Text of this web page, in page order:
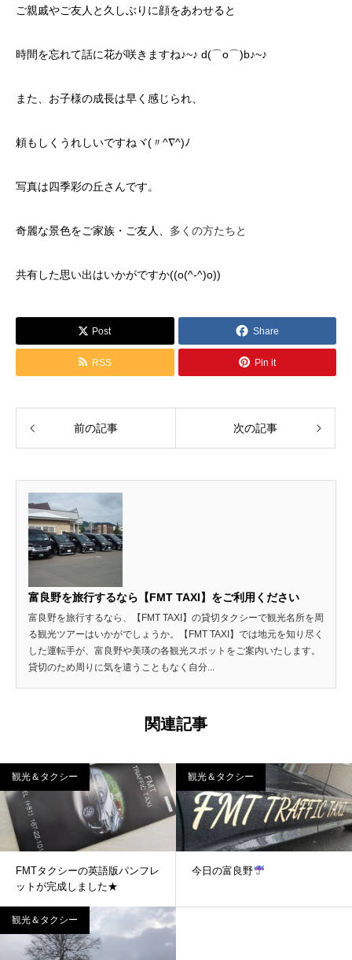
ご親戚やご友人と久しぶりに顔をあわせると
時間を忘れて話に花が咲きますね♪~♪ d(⌒o⌒)b♪~♪
また、お子様の成長は早く感じられ、
頼もしくうれしいですねヾ(〃^∇^)ﾉ
写真は四季彩の丘さんです。
奇麗な景色をご家族・ご友人、 多くの方たちと
共有した思い出はいかがですか((o(^-^)o))
Post Share
RSS Pin it
前の記事 次の記事
富良野を旅行するなら【FMT TAXI】をご利用ください
富良野を旅行するなら、【FMT TAXI】の貸切タクシーで観光名所を周
る観光ツアーはいかがでしょうか。【FMT TAXI】では地元を知り尽く
した運転手が、富良野や美瑛の各観光スポットをご案内いたします。
貸切のため周りに気を遣うこともなく自分...
関連記事
観光＆タクシー
FMTタクシーの英語版パンフレ
ットが完成しました★
観光＆タクシー
今日の富良野
観光＆タクシー